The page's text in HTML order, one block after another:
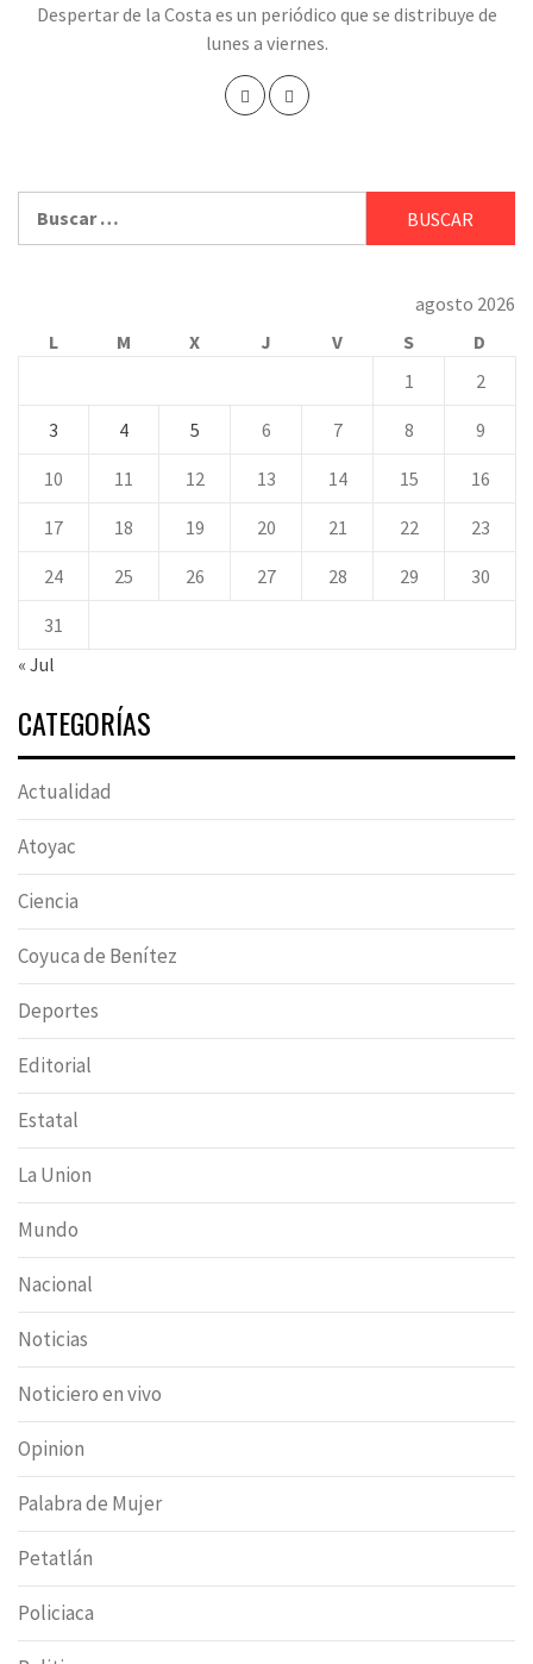
Despertar de la Costa es un periódico que se distribuye de
lunes a viernes.
agosto 2026
L
M X J V S
D
1
2
3 4 5 6 7 8 9
10 11 12 13 14 15 16
17 18 19 20 21 22 23
24 25 26 27 28 29 30
31
« Jul
CATEGORÍAS
Actualidad
Atoyac
Ciencia
Coyuca de Benítez
Deportes
Editorial
Estatal
La Union
Mundo
Nacional
Noticias
Noticiero en vivo
Opinion
Palabra de Mujer
Petatlán
Policiaca